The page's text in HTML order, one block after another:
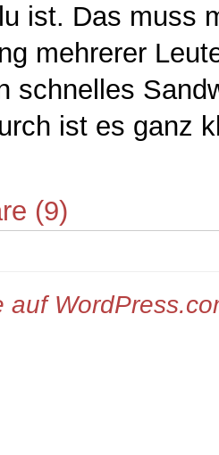
ist. Das muss
mehrerer
schnelles
ist es ganz
(9)
auf